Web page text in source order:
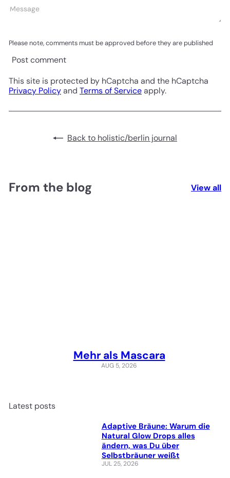
Message
Please note, comments must be approved before they are published
Post comment
This site is protected by hCaptcha and the hCaptcha
Privacy Policyand Terms of Serviceapply.
Back to holistic/berlin journal
From the blog View all
Mehr als Mascara
AUG 5, 2026
Latest posts
Adaptive Bräune: Warum die
Natural Glow Drops alles
ändern, was Du über
Selbstbräuner weißt
JUL 25, 2026